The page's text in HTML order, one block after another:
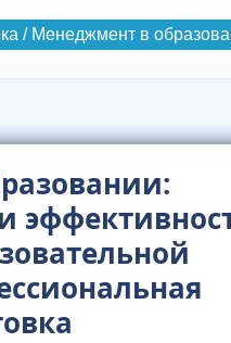
/ Менеджмент в